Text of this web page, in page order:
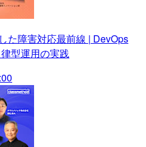
た障害対応最前線 | DevOps
型運用の実践